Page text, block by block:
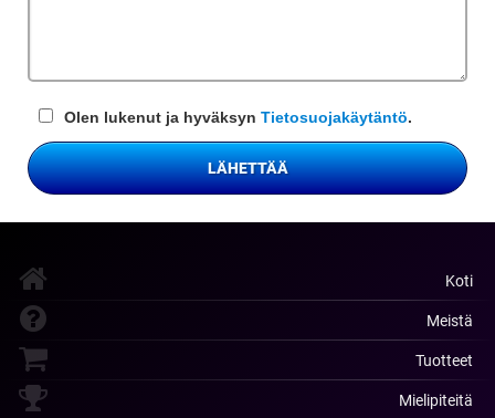
Olen lukenut ja hyväksyn Tietosuojakäytäntö.
LÄHETTÄÄ
Koti
Meistä
Tuotteet
Mielipiteitä